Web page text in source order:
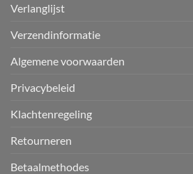
Verlanglijst
Verzendinformatie
Algemene voorwaarden
Privacybeleid
Klachtenregeling
Retourneren
Betaalmethodes